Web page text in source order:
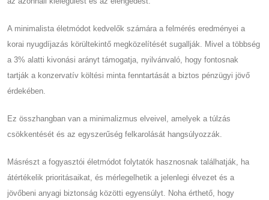
A minimalista életmódot kedvelők számára a felmérés eredményei a
korai nyugdíjazás körültekintő megközelítését sugallják. Mivel a többség
a 3% alatti kivonási arányt támogatja, nyilvánvaló, hogy fontosnak
tartják a konzervatív költési minta fenntartását a biztos pénzügyi jövő
érdekében.
Ez összhangban van a minimalizmus elveivel, amelyek a túlzás
csökkentését és az egyszerűség felkarolását hangsúlyozzák.
Másrészt a fogyasztói életmódot folytatók hasznosnak találhatják, ha
átértékelik prioritásaikat, és mérlegelhetik a jelenlegi élvezet és a
jövőbeni anyagi biztonság közötti egyensúlyt. Noha érthető, hogy